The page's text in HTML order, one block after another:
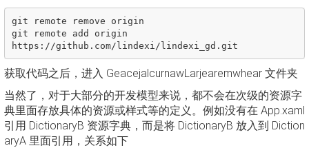
git remote remove origin
git remote add origin
获取代码之后，进入 GeacejalcurnawLarjearemwhear 文件夹
当然了，对于大部分的开发模型来说，都不会在次级的资源字
典里面存放具体的资源或样式等的定义。例如没有在 App.xaml
引用 DictionaryB 资源字典，而是将 DictionaryB 放入到 Diction
aryA 里面引用，关系如下